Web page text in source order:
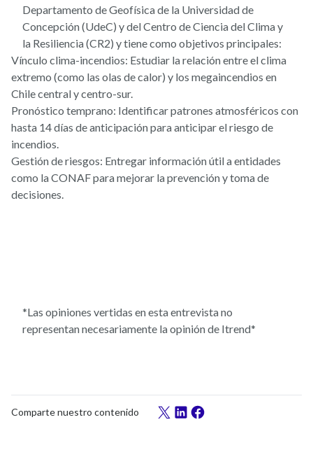
Departamento de Geofísica de la Universidad de
Concepción (UdeC) y del Centro de Ciencia del Clima y
la Resiliencia (CR2) y tiene como objetivos principales:
Vínculo clima-incendios: Estudiar la relación entre el clima
extremo (como las olas de calor) y los megaincendios en
Chile central y centro-sur.
Pronóstico temprano: Identificar patrones atmosféricos con
hasta 14 días de anticipación para anticipar el riesgo de
incendios.
Gestión de riesgos: Entregar información útil a entidades
como la CONAF para mejorar la prevención y toma de
decisiones.
*Las opiniones vertidas en esta entrevista no
representan necesariamente la opinión de Itrend*
Comparte nuestro contenido